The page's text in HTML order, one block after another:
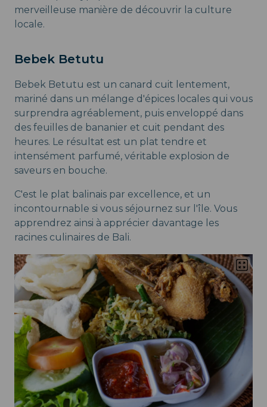
merveilleuse manière de découvrir la culture
locale.
Bebek Betutu
Bebek Betutu est un canard cuit lentement,
mariné dans un mélange d'épices locales qui vous
surprendra agréablement, puis enveloppé dans
des feuilles de bananier et cuit pendant des
heures. Le résultat est un plat tendre et
intensément parfumé, véritable explosion de
saveurs en bouche.
C'est le plat balinais par excellence, et un
incontournable si vous séjournez sur l'île. Vous
apprendrez ainsi à apprécier davantage les
racines culinaires de Bali.